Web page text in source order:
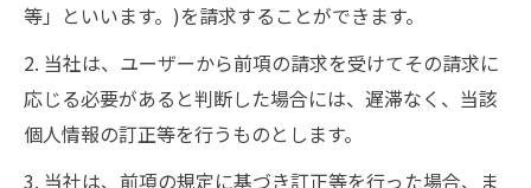
等」といいます。)を請求することができます。
2. 当社は、ユーザーから前項の請求を受けてその請求に
応じる必要があると判断した場合には、遅滞なく、当該
個人情報の訂正等を行うものとします。
3. 当社は、前項の規定に基づき訂正等を行った場合、ま